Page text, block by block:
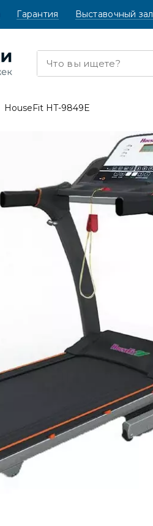
Гарантия Выставочный зал
HouseFit HT-9849E